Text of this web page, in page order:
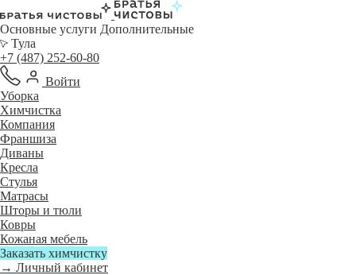
Основные услуги Дополнительные
Тула
+7 (487) 252-60-80
Войти
Уборка
Химчистка
Компания
Франшиза
Диваны
Кресла
Стулья
Матрасы
Шторы и тюли
Ковры
Кожаная мебель
Заказать химчистку
→ Личный кабинет